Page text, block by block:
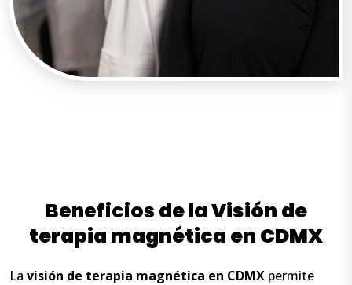
Beneficios delaVisión de
terapia magnética en CDMX
La visión de terapia magnética en CDMX permite